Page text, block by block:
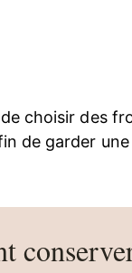
choisir des
de garder